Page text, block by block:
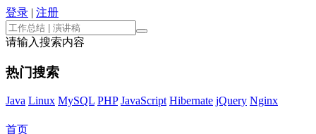
登录 | 注册
请输入搜索内容
热门搜索
Java Linux MySQL PHP JavaScript Hibernate jQuery Nginx
首页